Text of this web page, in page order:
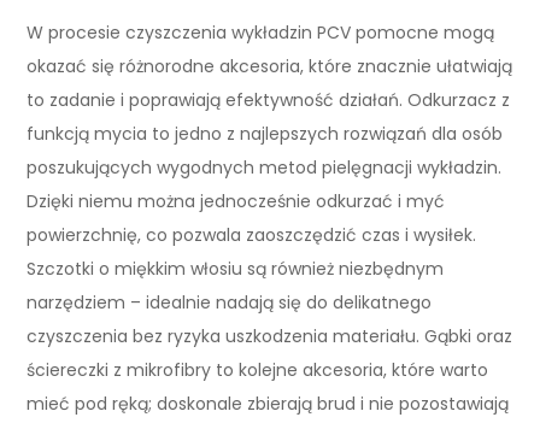
W procesie czyszczenia wykładzin PCV pomocne mogą
okazać się różnorodne akcesoria, które znacznie ułatwiają
to zadanie i poprawiają efektywność działań. Odkurzacz z
funkcją mycia to jedno z najlepszych rozwiązań dla osób
poszukujących wygodnych metod pielęgnacji wykładzin.
Dzięki niemu można jednocześnie odkurzać i myć
powierzchnię, co pozwala zaoszczędzić czas i wysiłek.
Szczotki o miękkim włosiu są również niezbędnym
narzędziem – idealnie nadają się do delikatnego
czyszczenia bez ryzyka uszkodzenia materiału. Gąbki oraz
ściereczki z mikrofibry to kolejne akcesoria, które warto
mieć pod ręką; doskonale zbierają brud i nie pozostawiają